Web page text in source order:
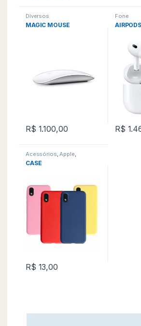
Diversos
MAGIC MOUSE
R$ 1.100,00
Fone
R$
Acessórios,Apple,
Motorola
CASE
R$ 13,00